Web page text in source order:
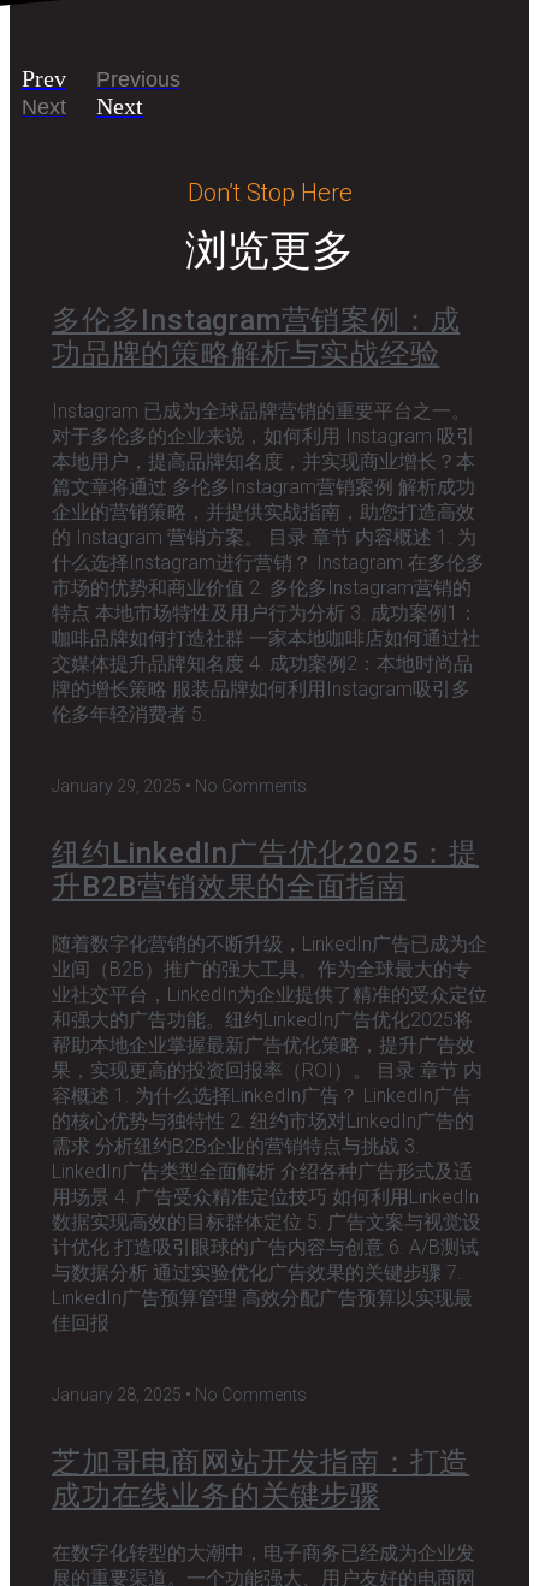
Prev
Previous
Next
Next
Don’t Stop Here
浏览更多
多伦多Instagram营销案例：成
功品牌的策略解析与实战经验
Instagram 已成为全球品牌营销的重要平台之一。
对于多伦多的企业来说，如何利用 Instagram 吸引
本地用户，提高品牌知名度，并实现商业增长？本
篇文章将通过 多伦多Instagram营销案例 解析成功
企业的营销策略，并提供实战指南，助您打造高效
的 Instagram 营销方案。 目录 章节 内容概述 1. 为
什么选择Instagram进行营销？ Instagram 在多伦多
市场的优势和商业价值 2. 多伦多Instagram营销的
特点 本地市场特性及用户行为分析 3. 成功案例1：
咖啡品牌如何打造社群 一家本地咖啡店如何通过社
交媒体提升品牌知名度 4. 成功案例2：本地时尚品
牌的增长策略 服装品牌如何利用Instagram吸引多
伦多年轻消费者 5.
January 29, 2025 No Comments
纽约LinkedIn广告优化2025：提
升B2B营销效果的全面指南
随着数字化营销的不断升级，LinkedIn广告已成为企
业间（B2B）推广的强大工具。作为全球最大的专
业社交平台，LinkedIn为企业提供了精准的受众定位
和强大的广告功能。纽约LinkedIn广告优化2025将
帮助本地企业掌握最新广告优化策略，提升广告效
果，实现更高的投资回报率（ROI）。 目录 章节 内
容概述 1. 为什么选择LinkedIn广告？ LinkedIn广告
的核心优势与独特性 2. 纽约市场对LinkedIn广告的
需求 分析纽约B2B企业的营销特点与挑战 3.
LinkedIn广告类型全面解析 介绍各种广告形式及适
用场景 4. 广告受众精准定位技巧 如何利用LinkedIn
数据实现高效的目标群体定位 5. 广告文案与视觉设
计优化 打造吸引眼球的广告内容与创意 6. A/B测试
与数据分析 通过实验优化广告效果的关键步骤 7.
LinkedIn广告预算管理 高效分配广告预算以实现最
佳回报
January 28, 2025 No Comments
芝加哥电商网站开发指南：打造
成功在线业务的关键步骤
在数字化转型的大潮中，电子商务已经成为企业发
展的重要渠道。一个功能强大、用户友好的电商网